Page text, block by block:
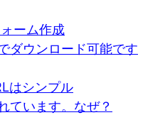
ーム作成
ダウンロード可能です
はシンプル
ています。なぜ？